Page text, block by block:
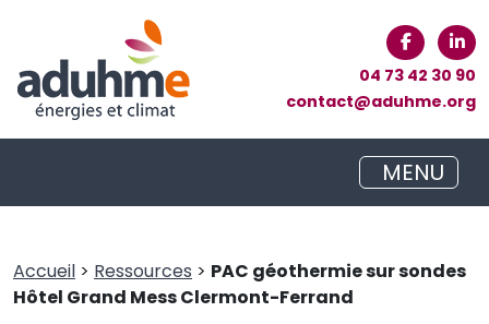
04 73 42 30 90
contact@aduhme.org
MENU
Accueil > Ressources > PAC géothermie sur sondes
Hôtel Grand Mess Clermont-Ferrand